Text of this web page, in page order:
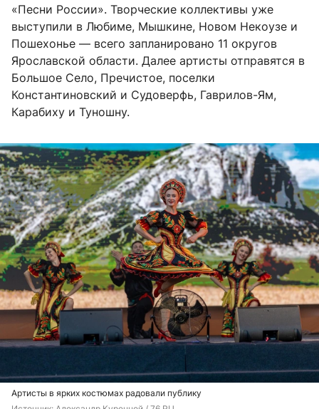
«Песни России». Творческие коллективы уже
выступили в Любиме, Мышкине, Новом Некоузе и
Пошехонье — всего запланировано 11 округов
Ярославской области. Далее артисты отправятся в
Большое Село, Пречистое, поселки
Константиновский и Судоверфь, Гаврилов-Ям,
Карабиху и Туношну.
Артисты в ярких костюмах радовали публику